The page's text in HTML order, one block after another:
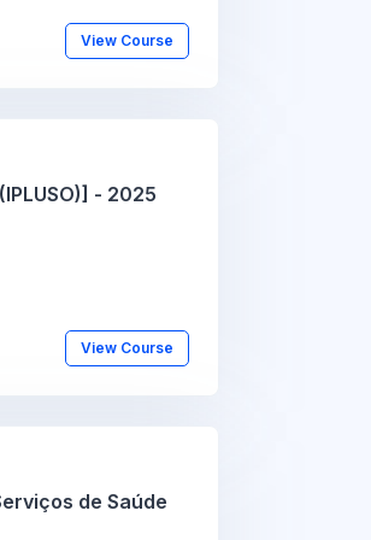
View Course
- 2025
View Course
de Saúde